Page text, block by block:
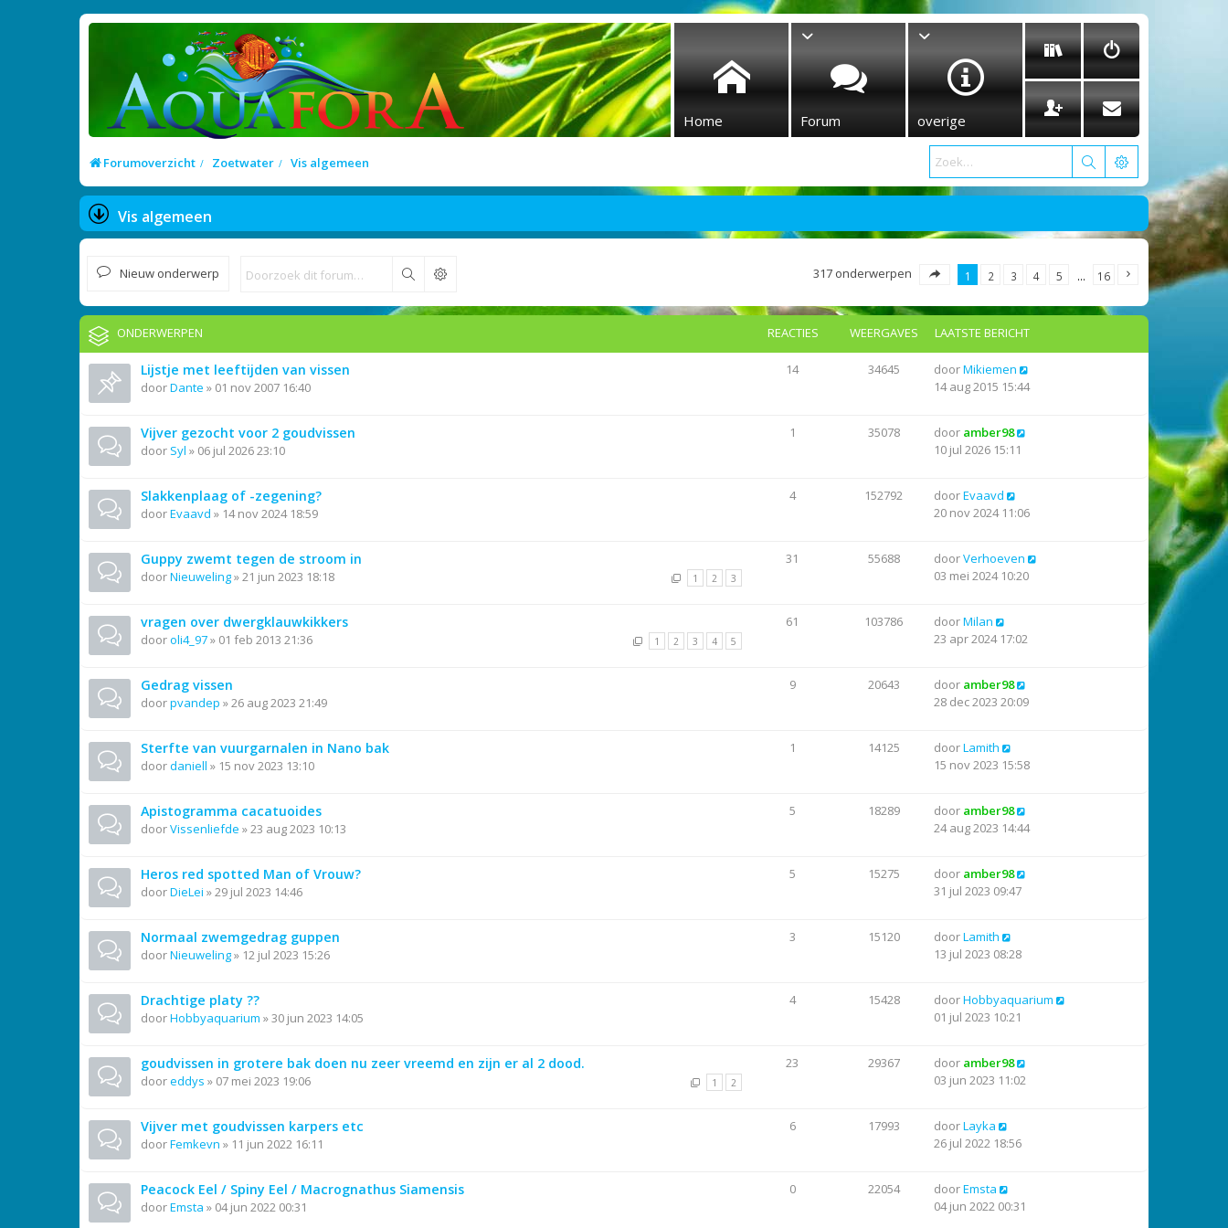
Home Forum overige
Forumoverzicht Zoetwater Vis algemeen
Vis algemeen
Nieuw onderwerp Zoek 317 onderwerpen 1 2 3 4 5 … 16
ONDERWERPEN REACTIES WEERGAVES LAATSTE BERICHT
Lijstje met leeftijden van vissen
doorDante » 01 nov 2007 16:40
14 34645 doorMikiemen
14 aug 2015 15:44
Vijver gezocht voor 2 goudvissen
door Syl » 06 jul 2026 23:10
1 35078 door amber98
10 jul 2026 15:11
Slakkenplaag of -zegening?
doorEvaavd » 14 nov 2024 18:59
4 152792 doorEvaavd
20 nov 2024 11:06
Guppy zwemt tegen de stroom in
doorNieuweling»21 jun 2023 18:18 1 2 3
31 55688 doorVerhoeven
03 mei 2024 10:20
vragen over dwergklauwkikkers
dooroli4_97» 01 feb 2013 21:36 1 2 3 4 5
61 103786 doorMilan
23 apr 2024 17:02
Gedrag vissen
doorpvandep »26 aug 2023 21:49
9 20643 door amber98
28 dec 2023 20:09
Sterfte van vuurgarnalen in Nano bak
doordaniell » 15 nov 2023 13:10
1 14125 doorLamith
15 nov 2023 15:58
Apistogramma cacatuoides
doorVissenliefde »23 aug 2023 10:13
5 18289 door amber98
24 aug 2023 14:44
Heros red spotted Man of Vrouw?
doorDieLei »29 jul 2023 14:46
5 15275 door amber98
31 jul 2023 09:47
Normaal zwemgedrag guppen
doorNieuweling» 12 jul 2023 15:26
3 15120 doorLamith
13 jul 2023 08:28
Drachtige platy ??
doorHobbyaquarium »30 jun 2023 14:05
4 15428 doorHobbyaquarium
01 jul 2023 10:21
goudvissen in grotere bak doen nu zeer vreemd en zijn er al 2 dood.
dooreddys » 07 mei 2023 19:06 1 2
23 29367 door amber98
03 jun 2023 11:02
Vijver met goudvissen karpers etc
doorFemkevn » 11 jun 2022 16:11
6 17993 doorLayka
26 jul 2022 18:56
Peacock Eel / Spiny Eel / Macrognathus Siamensis
doorEmsta » 04 jun 2022 00:31
0 22054 doorEmsta
04 jun 2022 00:31